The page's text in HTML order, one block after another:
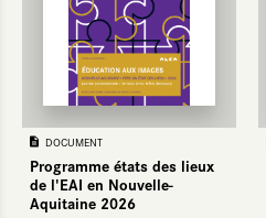
DOCUMENT
Programme états des lieux
de l'EAI en Nouvelle-
Aquitaine 2026